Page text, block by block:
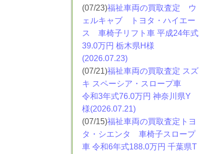
(07/23)福祉車両の買取査定 ウ
ェルキャブ トヨタ・ハイエー
ス
車椅子リフト車 平成24年式
39.0万円 栃木県H様
(2026.07.23)
(07/21)福祉車両の買取査定 スズ
キ スペーシア・スロープ車
令和3年式76.0万円 神奈川県Y
様(2026.07.21)
(07/15)福祉車両の買取査定トヨ
タ・シエンタ
車椅子スロープ
車 令和6年式188.0万円 千葉県T